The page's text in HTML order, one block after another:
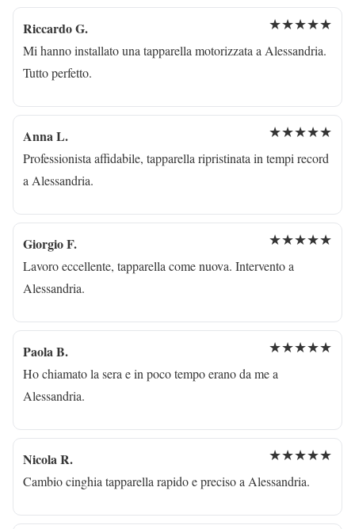
Riccardo G. ★★★★★
Mi hanno installato una tapparella motorizzata a Alessandria.
Tutto perfetto.
Anna L. ★★★★★
Professionista affidabile, tapparella ripristinata in tempi record
a Alessandria.
Giorgio F. ★★★★★
Lavoro eccellente, tapparella come nuova. Intervento a
Alessandria.
Paola B. ★★★★★
Ho chiamato la sera e in poco tempo erano da me a
Alessandria.
Nicola R. ★★★★★
Cambio cinghia tapparella rapido e preciso a Alessandria.